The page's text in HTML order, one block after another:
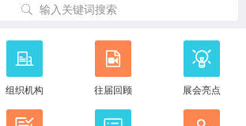
输入关键词搜索
组织机构 往届回顾 展会亮点